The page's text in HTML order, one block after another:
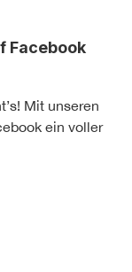
Facebook
Mit unseren
ein voller